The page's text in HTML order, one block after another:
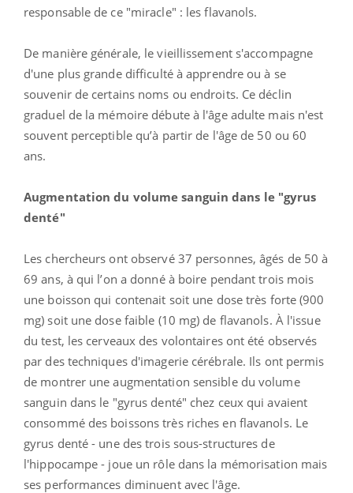
responsable de ce "miracle" : les flavanols.
De manière générale, le vieillissement s'accompagne
d'une plus grande difficulté à apprendre ou à se
souvenir de certains noms ou endroits. Ce déclin
graduel de la mémoire débute à l'âge adulte mais n'est
souvent perceptible qu’à partir de l'âge de 50 ou 60
ans.
Augmentation du volume sanguin dans le "gyrus
denté"
Les chercheurs ont observé 37 personnes, âgés de 50 à
69 ans, à qui l’on a donné à boire pendant trois mois
une boisson qui contenait soit une dose très forte (900
mg) soit une dose faible (10 mg) de flavanols. À l'issue
du test, les cerveaux des volontaires ont été observés
par des techniques d'imagerie cérébrale. Ils ont permis
de montrer une augmentation sensible du volume
sanguin dans le "gyrus denté" chez ceux qui avaient
consommé des boissons très riches en flavanols. Le
gyrus denté - une des trois sous-structures de
l'hippocampe - joue un rôle dans la mémorisation mais
ses performances diminuent avec l'âge.